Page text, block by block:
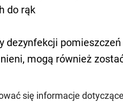
do rąk
dezynfekcji pomieszczeń
mogą również
się informacje